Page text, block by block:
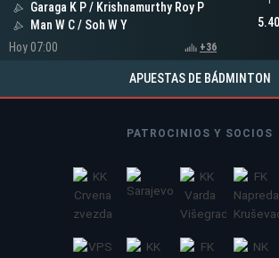
Garaga K P / Krishnamurthy Roy P
Man W C / Soh W Y
Hoy 07:00
+36
5.40
APUESTAS DE BÁDMINTON
PATROCINIOS Y SOCIOS